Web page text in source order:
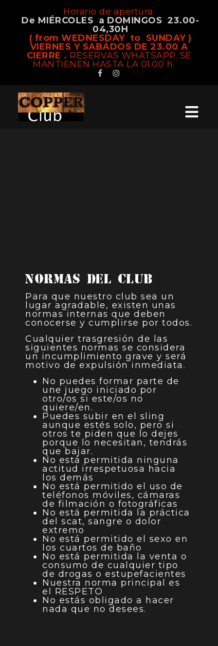
Horario de apertura:
De MIÉRCOLES a DOMINGOS 23.00-
04,30H
( from WEDNESDAY to SUNDAY )
VIERNES Y SABÁDOS DE 23.00 A
CIERRE . RESERVAS WHATSAPP. SE
MANTIENEN HASTA LA 01.00 h.
Normas del Club
Para que nuestro club sea un
lugar agradable, existen unas
normas internas que deben
conocerse y cumplirse por todos.
Cualquier trasgresión de las
siguientes normas se considera
un incumplimiento grave y será
motivo de expulsión inmediata.
No puedes formar parte de
une juego iniciado por
otro/os si este/os no
quiere/en.
Puedes subir en el sling
aunque estés solo, pero si
otros te piden que lo dejes
porque lo necesitan, tendrás
que bajar.
No está permitida ninguna
actitud irrespetuosa hacia
los demás
No está permitido el uso de
teléfonos móviles, cámaras
de filmación o fotográficas
No está permitida la práctica
del scat, sangre o dolor
extremo
No está permitido el sexo en
los cuartos de baño
No está permitida la venta o
consumo de cualquier tipo
de drogas o estupefacientes
Nuestra norma principal es
el RESPETO
No estás obligado a hacer
nada que no desees.